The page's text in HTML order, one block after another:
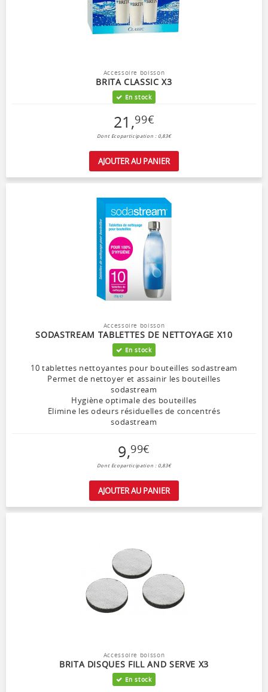
Accessoire boisson
BRITA CLASSIC X3
En stock
21 ,99€
Dont Ecoparticipation : 0,83€
AJOUTER AU PANIER
Accessoire boisson
SODASTREAM TABLETTES DE NETTOYAGE X10
En stock
10 tablettes nettoyantes pour bouteilles sodastream
Permet de nettoyer et assainir les bouteilles
sodastream
Hygiène optimale des bouteilles
Elimine les odeurs résiduelles de concentrés
sodastream
9,99€
Dont Ecoparticipation : 0,83€
AJOUTER AU PANIER
Accessoire boisson
BRITA DISQUES FILL AND SERVE X3
En stock